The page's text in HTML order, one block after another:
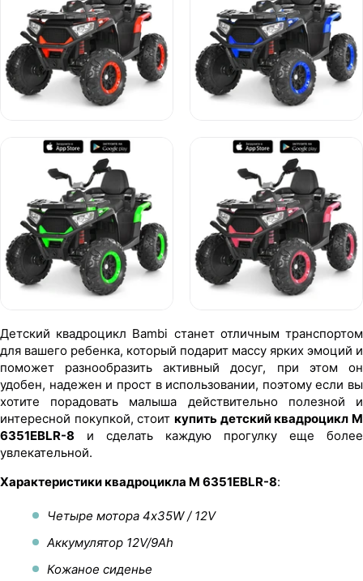
Детский квадроцикл Bambi станет отличным транспортом
для вашего ребенка, который подарит массу ярких эмоций и
поможет разнообразить активный досуг, при этом он
удобен, надежен и прост в использовании, поэтому если вы
хотите порадовать малыша действительно полезной и
интересной покупкой, стоит купить детский квадроцикл M
6351EBLR-8 и сделать каждую прогулку еще более
увлекательной.
Характеристики квадроцикла M 6351EBLR-8:
Четыре мотора 4х35W / 12V
Аккумулятор 12V/9Ah
Кожаное сиденье